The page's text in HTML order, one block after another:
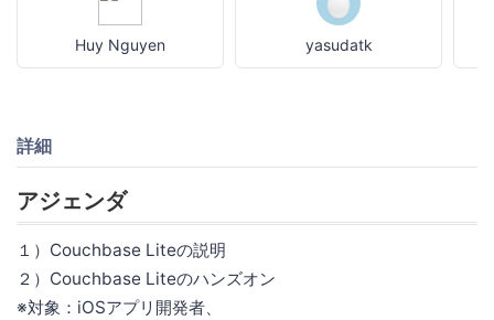
Huy Nguyen yasudatk
詳細
アジェンダ
１）Couchbase Liteの説明
２）Couchbase Liteのハンズオン
※対象：iOSアプリ開発者、